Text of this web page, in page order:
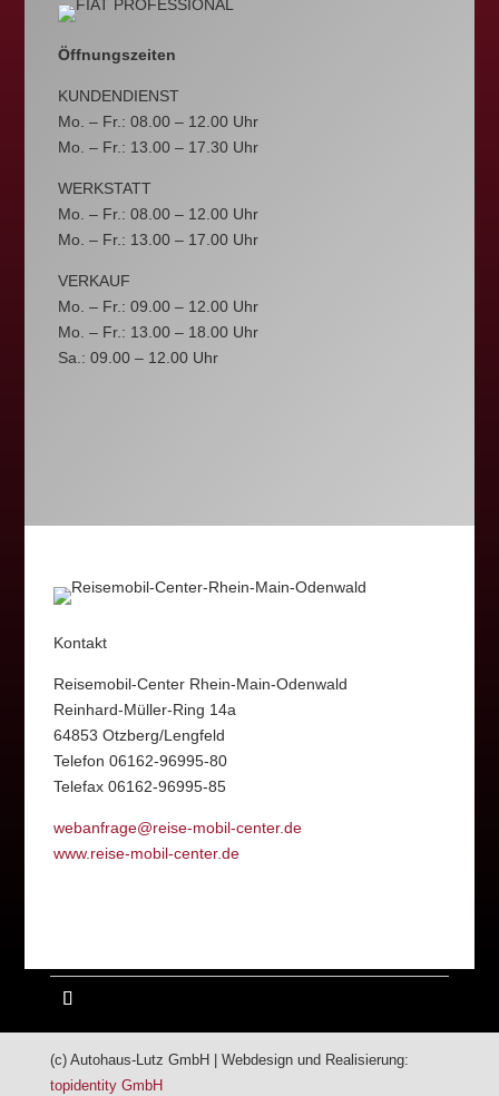
Öffnungszeiten
KUNDENDIENST
Mo. – Fr.: 08.00 – 12.00 Uhr
Mo. – Fr.: 13.00 – 17.30 Uhr
WERKSTATT
Mo. – Fr.: 08.00 – 12.00 Uhr
Mo. – Fr.: 13.00 – 17.00 Uhr
VERKAUF
Mo. – Fr.: 09.00 – 12.00 Uhr
Mo. – Fr.: 13.00 – 18.00 Uhr
Sa.: 09.00 – 12.00 Uhr
Kontakt
Reisemobil-Center Rhein-Main-Odenwald
Reinhard-Müller-Ring 14a
64853 Otzberg/Lengfeld
Telefon 06162-96995-80
Telefax 06162-96995-85
webanfrage@reise-mobil-center.de
www.reise-mobil-center.de
(c) Autohaus-Lutz GmbH | Webdesign und Realisierung:
topidentity GmbH